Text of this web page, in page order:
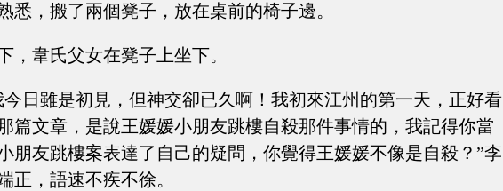
悉，搬了兩個凳子，放在桌前的椅子邊。
，韋氏父女在凳子上坐下。
今日雖是初見，但神交卻已久啊！我初來江州的第一天，正好看
篇文章，是說王媛媛小朋友跳樓自殺那件事情的，我記得你當
朋友跳樓案表達了自己的疑問，你覺得王媛媛不像是自殺？”李
正，語速不疾不徐。